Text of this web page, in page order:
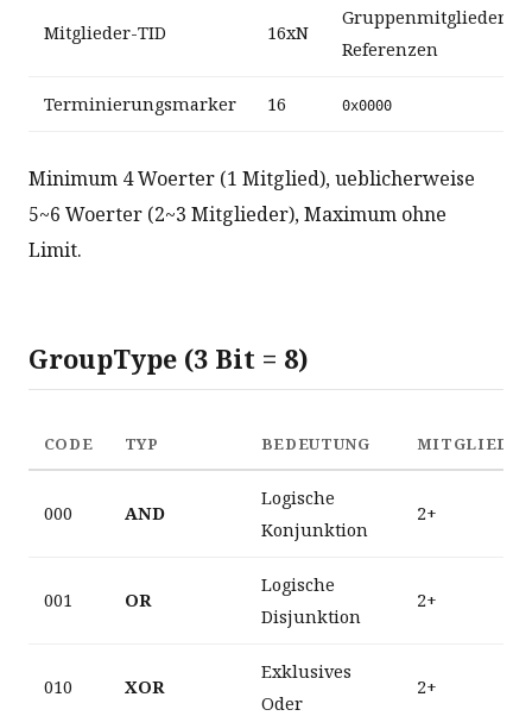
Mitglieder-TID 16xN
Gruppenmitglieder-
Referenzen
Terminierungsmarker 16 0x0000
Minimum 4 Woerter (1 Mitglied), ueblicherweise
5~6 Woerter (2~3 Mitglieder), Maximum ohne
Limit.
GroupType (3 Bit = 8)
CODE TYP BEDEUTUNG
000 AND
Logische
Konjunktion
2+
001 OR
Logische
Disjunktion
2+
010 XOR
Exklusives
Oder
2+